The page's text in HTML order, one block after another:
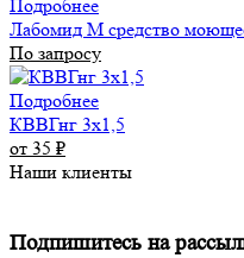
Подробнее
Лабомид М средство
По запросу
Подробнее
КВВГнг 3х1,5
от 35 ₽
Наши клиенты
Подпишитесь на